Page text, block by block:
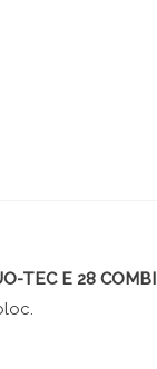
TEC E 28 COMBI